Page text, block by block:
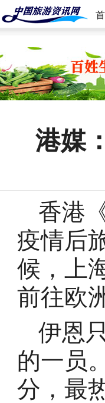
港媒
香港
疫情后
候，上
前往欧
伊恩
的一员
分，最